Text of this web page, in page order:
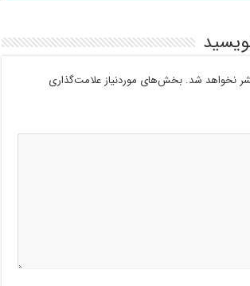
نخواهد شد. بخش‌های موردنیاز علامت‌گذاری